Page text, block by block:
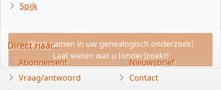
Spijk
Werk samen in uw genealogisch onderzoek!
Laat weten wat u (onder)zoekt!
Direct naar...
Abonnement
Vraag/antwoord
Nieuwsbrief
Contact